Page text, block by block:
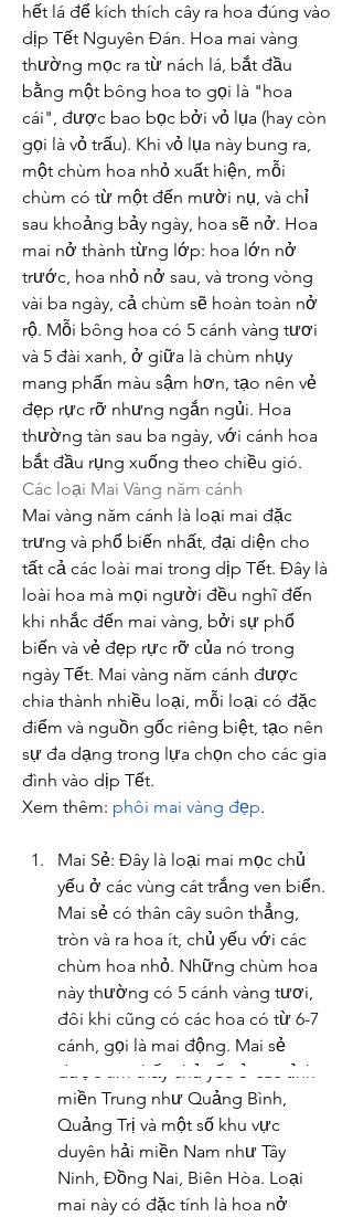
hết lá để kích thích cây ra hoa đúng vào
dịp Tết Nguyên Đán. Hoa mai vàng
thường mọc ra từ nách lá, bắt đầu
bằng một bông hoa to gọi là "hoa
cái", được bao bọc bởi vỏ lụa (hay còn
gọi là vỏ trấu). Khi vỏ lụa này bung ra,
một chùm hoa nhỏ xuất hiện, mỗi
chùm có từ một đến mười nụ, và chỉ
sau khoảng bảy ngày, hoa sẽ nở. Hoa
mai nở thành từng lớp: hoa lớn nở
trước, hoa nhỏ nở sau, và trong vòng
vài ba ngày, cả chùm sẽ hoàn toàn nở
rộ. Mỗi bông hoa có 5 cánh vàng tươi
và 5 đài xanh, ở giữa là chùm nhụy
mang phấn màu sậm hơn, tạo nên vẻ
đẹp rực rỡ nhưng ngắn ngủi. Hoa
thường tàn sau ba ngày, với cánh hoa
bắt đầu rụng xuống theo chiều gió.
Các loại Mai Vàng năm cánh
Mai vàng năm cánh là loại mai đặc
trưng và phổ biến nhất, đại diện cho
tất cả các loài mai trong dịp Tết. Đây là
loài hoa mà mọi người đều nghĩ đến
khi nhắc đến mai vàng, bởi sự phổ
biến và vẻ đẹp rực rỡ của nó trong
ngày Tết. Mai vàng năm cánh được
chia thành nhiều loại, mỗi loại có đặc
điểm và nguồn gốc riêng biệt, tạo nên
sự đa dạng trong lựa chọn cho các gia
đình vào dịp Tết.
Xem thêm: phôi mai vàng đẹp.
Mai Sẻ: Đây là loại mai mọc chủ
yếu ở các vùng cát trắng ven biển.
Mai sẻ có thân cây suôn thẳng,
tròn và ra hoa ít, chủ yếu với các
chùm hoa nhỏ. Những chùm hoa
này thường có 5 cánh vàng tươi,
đôi khi cũng có các hoa có từ 6-7
cánh, gọi là mai động. Mai sẻ
được tìm thấy chủ yếu ở các tỉnh
miền Trung như Quảng Bình,
Quảng Trị và một số khu vực
duyên hải miền Nam như Tây
Ninh, Đồng Nai, Biên Hòa. Loại
mai này có đặc tính là hoa nở